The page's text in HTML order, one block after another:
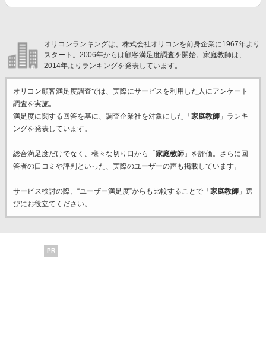
オリコンランキングは、株式会社オリコンを前身企業に1967年より
スタート。2006年からは顧客満足度調査を開始。家庭教師は、
2014年よりランキングを発表しています。
オリコン顧客満足度調査では、実際にサービスを利用した 人にアンケート
調査を実施。
満足度に関する回答を基に、調査企業社を対象にした「 家庭教師」ランキ
ングを発表しています。
総合満足度だけでなく、様々な切り口から「 家庭教師」を評価。さらに回
答者の口コミや評判といった、実際のユーザーの声も掲載しています。
サービス検討の際、“ユーザー満足度”からも比較することで「 家庭教師」選
びにお役立てください。
PR